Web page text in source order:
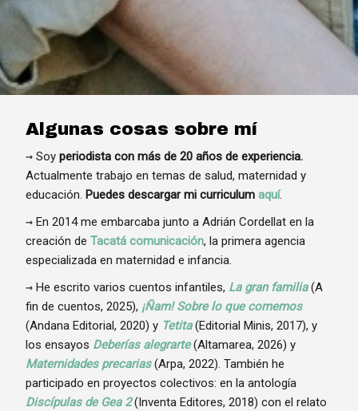
Algunas cosas sobre mí
→ Soy periodista con más de 20 años de experiencia.
Actualmente trabajo en temas de salud, maternidad y
educación. Puedes descargar mi curriculum aquí.
→ En 2014 me embarcaba junto a Adrián Cordellat en la
creación de Tacatá comunicación, la primera agencia
especializada en maternidad e infancia.
→ He escrito varios cuentos infantiles, La gran familia(A
fin de cuentos, 2025), ¡Ñam! Sobre lo que comemos
(Andana Editorial, 2020) y Tetita(Editorial Minis, 2017), y
los ensayos Deberías alegrarte(Altamarea, 2026) y
Maternidades precarias(Arpa, 2022). También he
participado en proyectos colectivos: en la antología
Discípulas de Gea 2(Inventa Editores, 2018) con el relato